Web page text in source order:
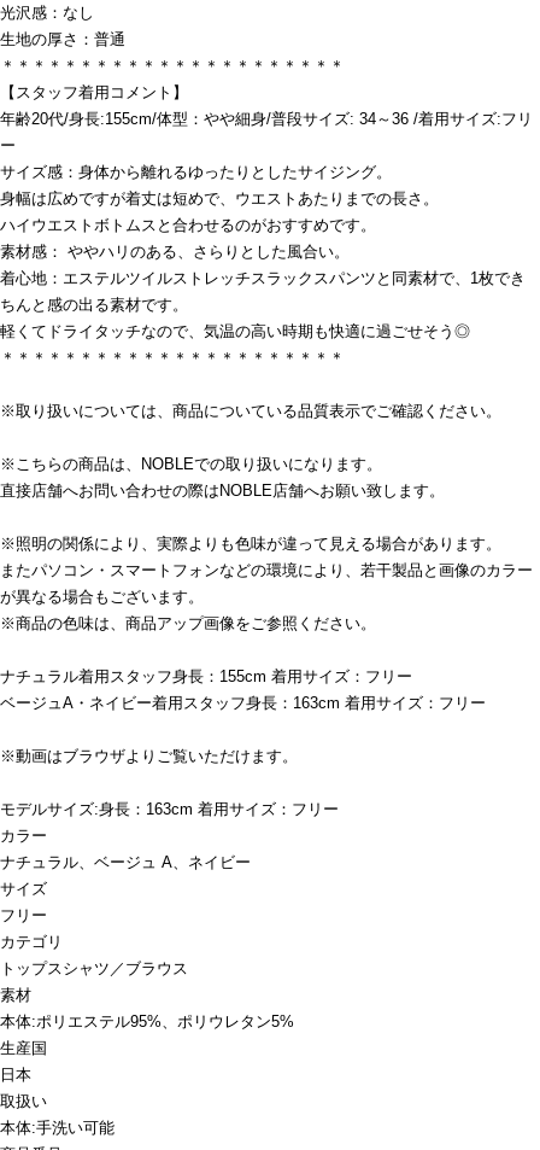
光沢感：なし
生地の厚さ：普通
＊＊＊＊＊＊＊＊＊＊＊＊＊＊＊＊＊＊＊＊＊＊
【スタッフ着用コメント】
年齢20代/身長:155cm/体型：やや細身/普段サイズ: 34～36 /着用サイズ:フリ
ー
サイズ感：身体から離れるゆったりとしたサイジング。
身幅は広めですが着丈は短めで、ウエストあたりまでの長さ。
ハイウエストボトムスと合わせるのがおすすめです。
素材感： ややハリのある、さらりとした風合い。
着心地：エステルツイルストレッチスラックスパンツと同素材で、1枚でき
ちんと感の出る素材です。
軽くてドライタッチなので、気温の高い時期も快適に過ごせそう◎
＊＊＊＊＊＊＊＊＊＊＊＊＊＊＊＊＊＊＊＊＊＊
※取り扱いについては、商品についている品質表示でご確認ください。
※こちらの商品は、NOBLEでの取り扱いになります。
直接店舗へお問い合わせの際はNOBLE店舗へお願い致します。
※照明の関係により、実際よりも色味が違って見える場合があります。
またパソコン・スマートフォンなどの環境により、若干製品と画像のカラー
が異なる場合もございます。
※商品の色味は、商品アップ画像をご参照ください。
ナチュラル着用スタッフ身長：155cm 着用サイズ：フリー
ベージュA・ネイビー着用スタッフ身長：163cm 着用サイズ：フリー
※動画はブラウザよりご覧いただけます。
モデルサイズ:身長：163cm 着用サイズ：フリー
カラー
ナチュラル、ベージュ A、ネイビー
サイズ
フリー
カテゴリ
トップスシャツ／ブラウス
素材
本体:ポリエステル95%、ポリウレタン5%
生産国
日本
取扱い
本体:手洗い可能